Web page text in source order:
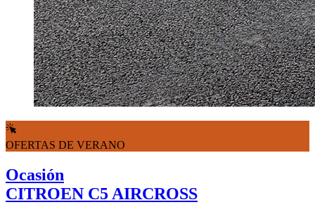
OFERTAS DE VERANO
Ocasión
CITROEN C5 AIRCROSS